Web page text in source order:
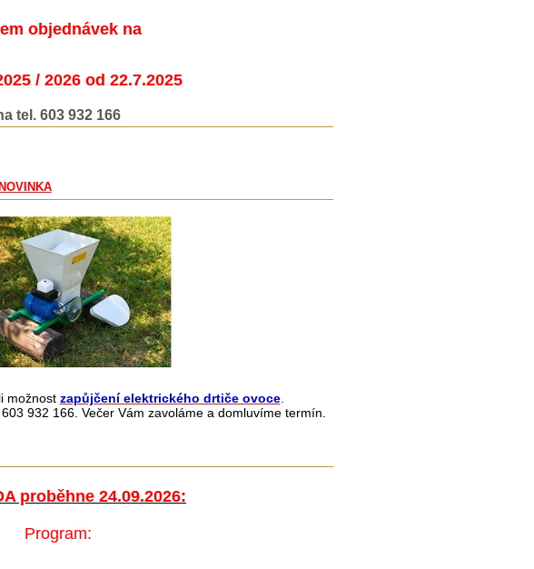
objednávek na
/ 2026 od 22.7.2025
tel. 603 932 166
možnost zapůjčení elektrického drtiče ovoce.
932 166. Večer Vám zavoláme a domluvíme termín.
proběhne 24.09.2026:
Program: